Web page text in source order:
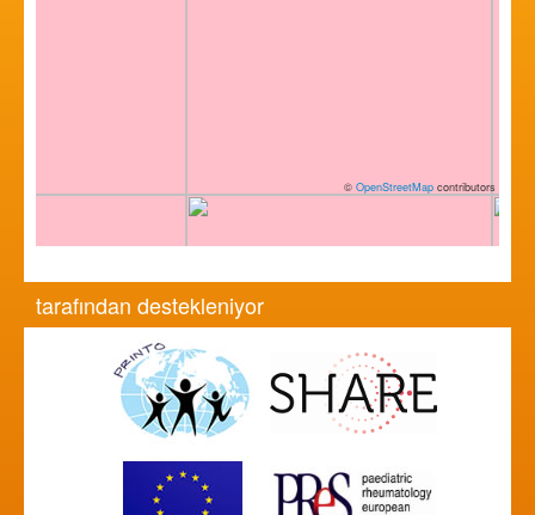
© OpenStreetMap contributors
tarafından destekleniyor